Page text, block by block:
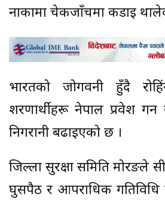
नाकामा चेकजाँचमा कडाइ
भारतको जोगवनी हुँदै
शरणार्थीहरू नेपाल प्रवेश
निगरानी बढाइएको छ ।
जिल्ला सुरक्षा समिति मोरङले
घुसपैठ र आपराधिक गतिविधि